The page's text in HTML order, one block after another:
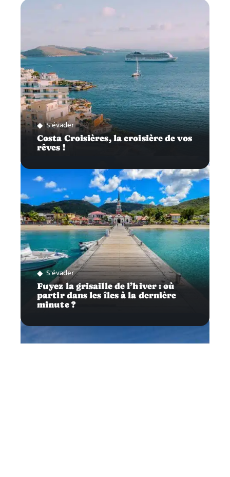
S'évader
Costa Croisières, la croisière de vos
rêves !
S'évader
Fuyez la grisaille de l’hiver : où
partir dans les îles à la dernière
minute ?